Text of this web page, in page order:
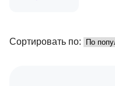
Сортировать по: